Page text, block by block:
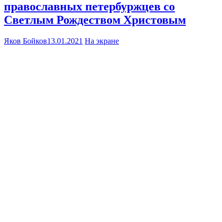
православных петербуржцев со
Светлым Рождеством Христовым
Яков Бойков13.01.2021 На экране